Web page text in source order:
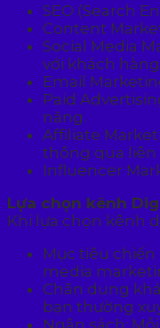
SEO (Search
Content
Social Media
với khách
Email
Paid
năng.
Affiliate
thông qua liên
Influencer
Lựa chọn kênh
Khi lựa chọn kênh
Mục tiêu
media
Chân dung
bạn thường
Ngân sách: